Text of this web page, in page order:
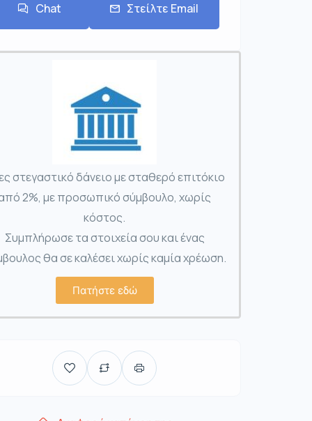
Chat Στείλτε Email
στεγαστικό δάνειο με σταθερό επιτόκιο
2%, με προσωπικό σύμβουλο, χωρίς
κόστος.
Συμπλήρωσε τα στοιχεία σου και ένας
θα σε καλέσει χωρίς καμία χρέωση.
Πατήστε εδώ